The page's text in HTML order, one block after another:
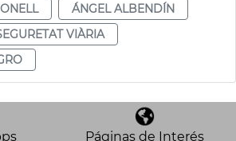
ÁNGEL ALBENDÍN
VIÀRIA
Páginas de Interés